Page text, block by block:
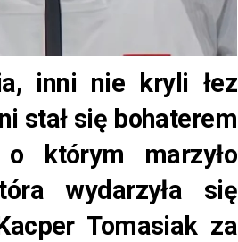
inni nie kryli łez
stał się bohaterem
którym marzyło
wydarzyła się
Tomasiak za